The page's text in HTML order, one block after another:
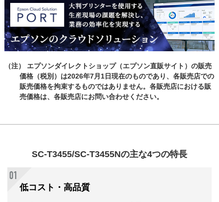
（注） エプソンダイレクトショップ（エプソン直販サイト）の販売
価格（税別）は2026年7月1日現在のものであり、各販売店での
販売価格を拘束するものではありません。各販売店における販
売価格は、各販売店にお問い合わせください。
SC-T3455/SC-T3455Nの主な4つの特長
低コスト・高品質